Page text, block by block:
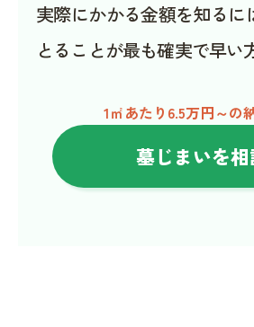
実際にかかる金額を知るに
とることが最も確実で早い
1㎡あたり6.5万円～の
墓じまいを